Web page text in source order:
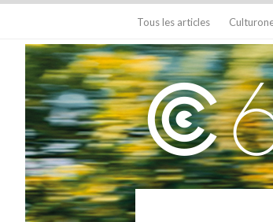
Tous les articles